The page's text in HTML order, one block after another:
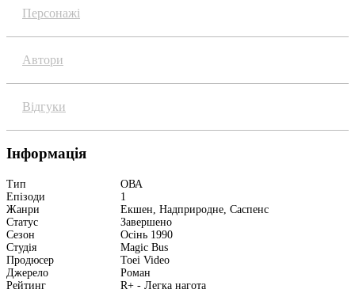
Персонажі
Автори
Відгуки
Інформація
Тип
ОВА
Епізоди
1
Жанри
Екшен, Надприродне, Саспенс
Статус
Завершено
Сезон
Осінь 1990
Студія
Magic Bus
Продюсер
Toei Video
Джерело
Роман
Рейтинг
R+ - Легка нагота